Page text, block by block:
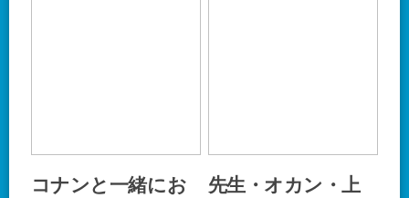
コナンと一緒にお
先生・オカン・上